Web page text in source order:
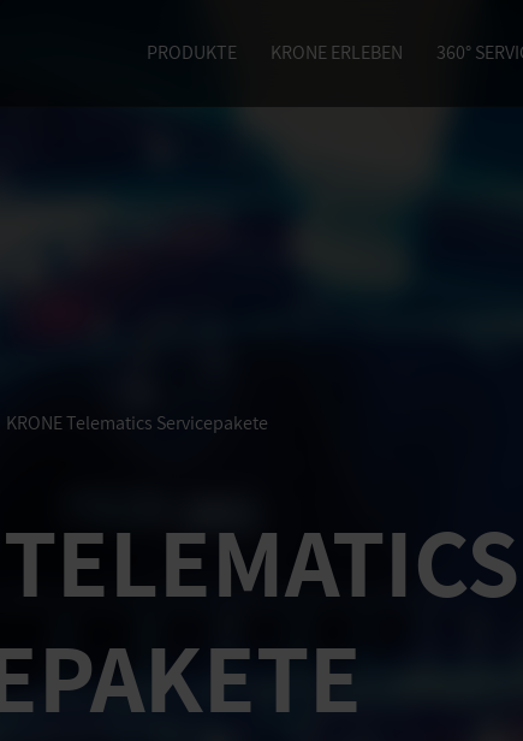
PRODUKTE KRONE ERLEBEN 360°
KRONE Telematics Servicepakete